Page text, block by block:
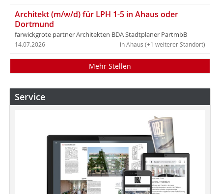
Architekt (m/w/d) für LPH 1-5 in Ahaus oder
Dortmund
farwickgrote partner Architekten BDA Stadtplaner PartmbB
in Ahaus (+1 weiterer Standort)
14.07.2026
Mehr Stellen
Service